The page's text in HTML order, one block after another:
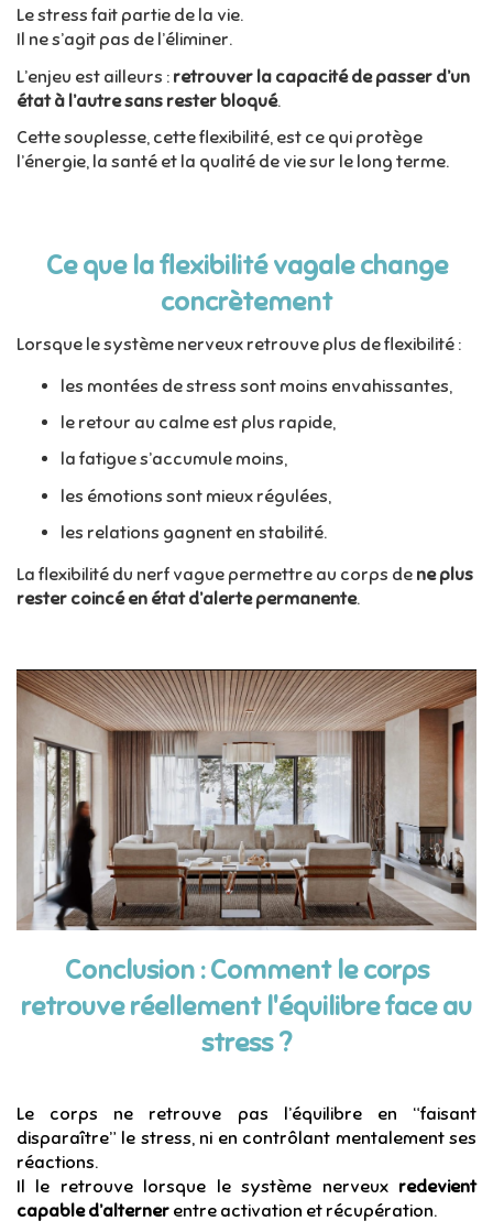
Le stress fait partie de la vie.
Il ne s’agit pas de l’éliminer.
L’enjeu est ailleurs : retrouver la capacité de passer d’un
état à l’autre sans rester bloqué.
Cette souplesse, cette flexibilité, est ce qui protège
l’énergie, la santé et la qualité de vie sur le long terme.
Ce que la flexibilité vagale change
concrètement
Lorsque le système nerveux retrouve plus de flexibilité :
les montées de stress sont moins envahissantes,
le retour au calme est plus rapide,
la fatigue s’accumule moins,
les émotions sont mieux régulées,
les relations gagnent en stabilité.
La flexibilité du nerf vague permettre au corps de ne plus
rester coincé en état d’alerte permanente.
Conclusion : Comment le corps
retrouve réellement l'équilibre face au
stress ?
Le corps ne retrouve pas l’équilibre en “faisant
disparaître” le stress, ni en contrôlant mentalement ses
réactions.
Il le retrouve lorsque le système nerveux redevient
capable d’alterner entre activation et récupération.